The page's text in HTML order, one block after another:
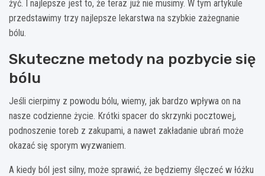
żyć. I najlepsze jest to, że teraz już nie musimy. W tym artykule
przedstawimy trzy najlepsze lekarstwa na szybkie zażegnanie
bólu.
Skuteczne metody na pozbycie się
bólu
Jeśli cierpimy z powodu bólu, wiemy, jak bardzo wpływa on na
nasze codzienne życie. Krótki spacer do skrzynki pocztowej,
podnoszenie toreb z zakupami, a nawet zakładanie ubrań może
okazać się sporym wyzwaniem.
A kiedy ból jest silny, może sprawić, że będziemy ślęczeć w łóżku